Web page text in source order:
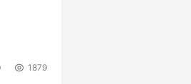
链产
与处理
术和解
1879